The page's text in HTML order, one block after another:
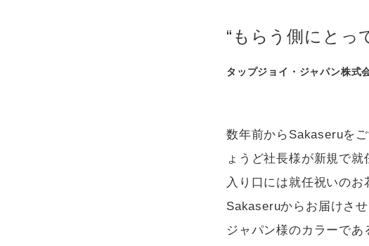
“もらう側にとっ
タップジョイ・ジャパン株
数年前からSakaseruを
ょうど社長様が新規で
入り口には就任祝いの
Sakaseruからお届けさ
ジャパン様のカラーで